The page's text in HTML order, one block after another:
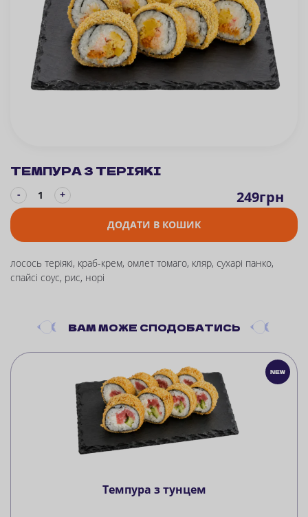
ТЕМПУРА З ТЕРІЯКІ
- + 249грн
ДОДАТИ В КОШИК
лосось теріякі, краб-крем, омлет томаго, кляр, сухарі панко,
спайсі соус, рис, норі
ВАМ МОЖЕ СПОДОБАТИСЬ
Темпура з тунцем